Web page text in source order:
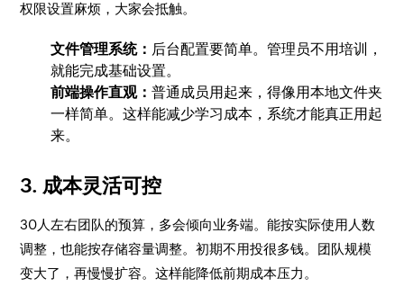
权限设置麻烦，大家会抵触。
文件管理系统： 后台配置要简单。管理员不用培训，
就能完成基础设置。
前端操作直观：普通成员用起来，得像用本地文件夹
一样简单。这样能减少学习成本，系统才能真正用起
来。
3. 成本灵活可控
30人左右团队的预算，多会倾向业务端。能按实际使用人数
调整，也能按存储容量调整。初期不用投很多钱。团队规模
变大了，再慢慢扩容。这样能降低前期成本压力。